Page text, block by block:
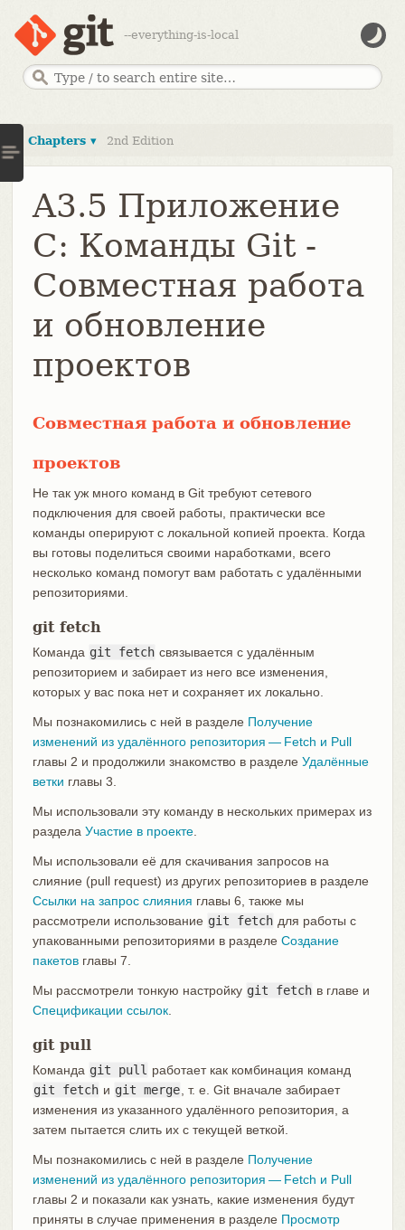
--everything-is-local
Chapters ▾ 2nd Edition
A3.5 Приложение
C: Команды Git -
Совместная работа
и обновление
проектов
Совместная работа и обновление
проектов
Не так уж много команд в Git требуют сетевого
подключения для своей работы, практически все
команды оперируют с локальной копией проекта. Когда
вы готовы поделиться своими наработками, всего
несколько команд помогут вам работать с удалёнными
репозиториями.
git fetch
Команда git fetch связывается с удалённым
репозиторием и забирает из него все изменения,
которых у вас пока нет и сохраняет их локально.
Мы познакомились с ней в разделе Получение
изменений из удалённого репозитория — Fetch и Pull
главы 2 и продолжили знакомство в разделе Удалённые
ветки главы 3.
Мы использовали эту команду в нескольких примерах из
раздела Участие в проекте.
Мы использовали её для скачивания запросов на
слияние (pull request) из других репозиториев в разделе
Ссылки на запрос слияния главы 6, также мы
рассмотрели использование git fetch для работы с
упакованными репозиториями в разделе Создание
пакетовглавы 7.
Мы рассмотрели тонкую настройку git fetch в главе и
Спецификации ссылок.
git pull
Команда git pull работает как комбинация команд
git fetch и git merge , т. е. Git вначале забирает
изменения из указанного удалённого репозитория, а
затем пытается слить их с текущей веткой.
Мы познакомились с ней в разделе Получение
изменений из удалённого репозитория — Fetch и Pull
главы 2 и показали как узнать, какие изменения будут
приняты в случае применения в разделе Просмотр